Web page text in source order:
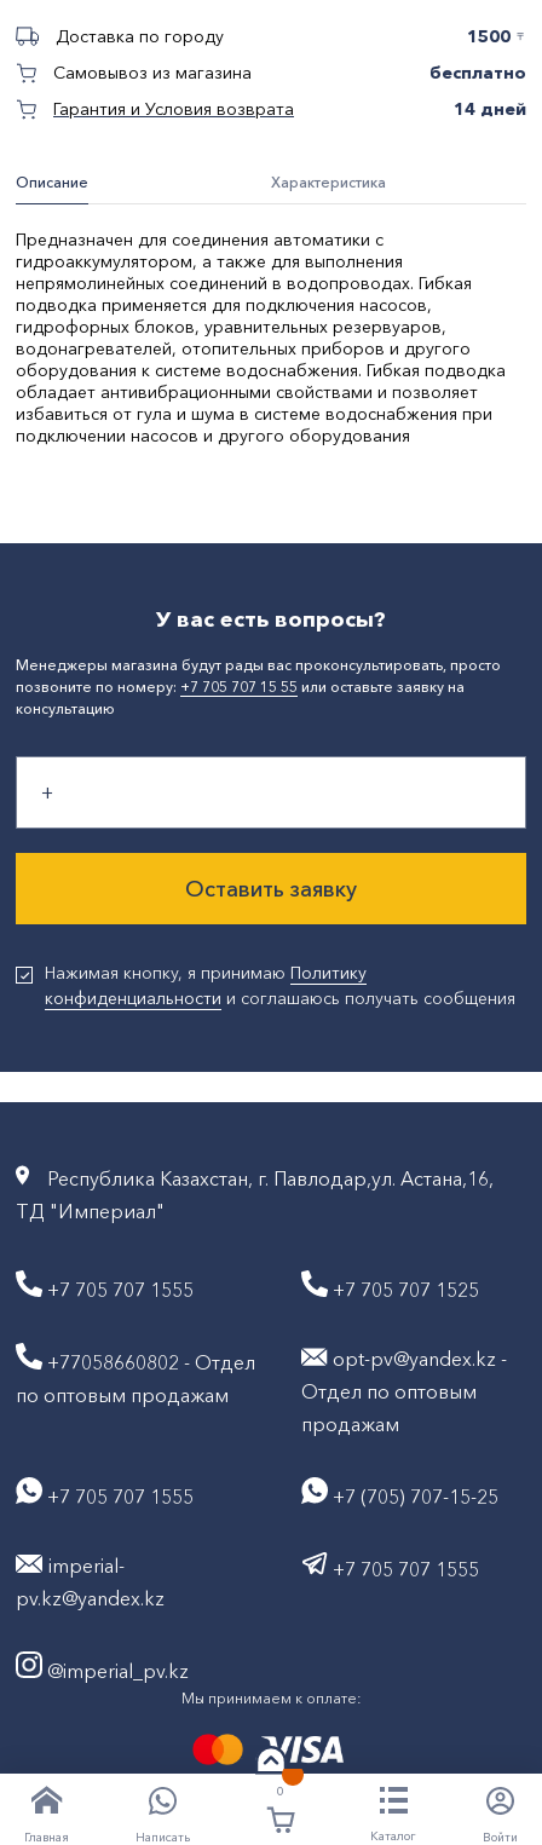
Главная Написать
0
Каталог Войти
Описание Характеристика
Предназначен для соединения автоматики с
гидроаккумулятором, а также для выполнения
непрямолинейных соединений в водопроводах. Гибкая
подводка применяется для подключения насосов,
гидрофорных блоков, уравнительных резервуаров,
водонагревателей, отопительных приборов и другого
оборудования к системе водоснабжения. Гибкая подводка
обладает антивибрационными свойствами и позволяет
избавиться от гула и шума в системе водоснабжения при
подключении насосов и другого оборудования
Доставка по городу 1500 〒
Самовывоз из магазина
бесплатно
Гарантия и Условия возврата
14 дней
У вас есть вопросы?
Менеджеры магазина будут рады вас проконсультировать, просто
позвоните по номеру: +7 705 707 15 55 или оставьте заявку на
консультацию
Оставить заявку
Нажимая кнопку, я принимаю Политику
конфиденциальности и соглашаюсь получать сообщения
Республика Казахстан, г. Павлодар,ул. Астана,16,
ТД "Империал"
+7 705 707 1555 +7 705 707 1525
+77058660802 - Отдел
по оптовым продажам
opt-pv@yandex.kz -
Отдел по оптовым
продажам
+7 705 707 1555 +7 (705) 707-15-25
imperial-
pv.kz@yandex.kz
+7 705 707 1555
@imperial_pv.kz
Мы принимаем к оплате:
Все права защищены © ТД "Империал" 2020- 2026